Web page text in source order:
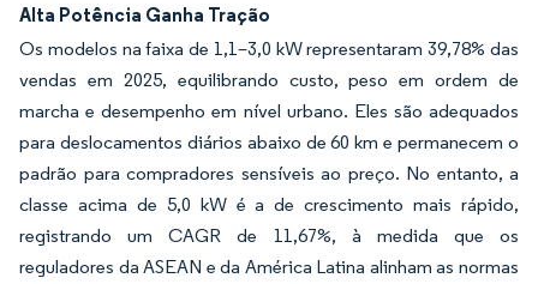
Alta Potência Ganha Tração
Os modelos na faixa de 1,1–3,0 kW representaram 39,78% das
vendas em 2025, equilibrando custo, peso em ordem de
marcha e desempenho em nível urbano. Eles são adequados
para deslocamentos diários abaixo de 60 km e permanecem o
padrão para compradores sensíveis ao preço. No entanto, a
classe acima de 5,0 kW é a de crescimento mais rápido,
registrando um CAGR de 11,67%, à medida que os
reguladores da ASEAN e da América Latina alinham as normas